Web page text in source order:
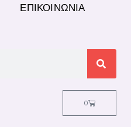
ΕΠΙΚΟΙΝΩΝΊΑ
0
Cart